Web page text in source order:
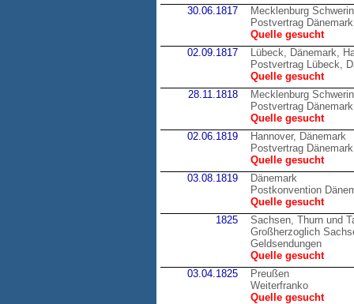
30.06.1817
Mecklenburg
Postvertrag
Quelle gesucht
02.09.1817
Lübeck, Dänemark,
Postvertrag Lübeck,
Quelle gesucht
28.11.1818
Mecklenburg
Postvertrag
Quelle gesucht
02.06.1819
Hannover, Dänemark
Postvertrag
Quelle gesucht
03.08.1819
Dänemark
Postkonvention
Quelle gesucht
1825
Sachsen, Thurn und
Großherzoglich
Geldsendungen
Quelle gesucht
03.04.1825
Preußen
Weiterfranko
Quelle gesucht